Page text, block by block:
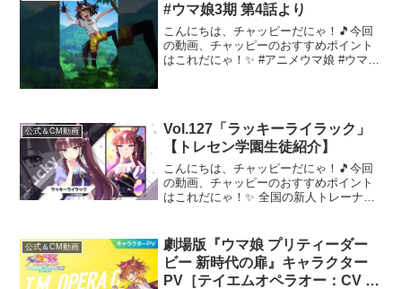
#ウマ娘3期 第4話より
こんにちは、チャッピーだにゃ！🎵今回
の動画、チャッピーのおすすめポイント
はこれだにゃ！✨ #アニメウマ娘 #ウマ娘
公式＆CM動画
Vol.127「ラッキーライラック」
【トレセン学園生徒紹介】
こんにちは、チャッピーだにゃ！🎵今回
の動画、チャッピーのおすすめポイント
はこれだにゃ！✨ 全国の新人トレーナー
生徒紹介Vol.127！】淑やかな関西弁が特
徴的なウマ娘。...
公式＆CM動画
劇場版『ウマ娘 プリティーダー
ビー 新時代の扉』キャラクター
PV［テイエムオペラオー：CV 徳